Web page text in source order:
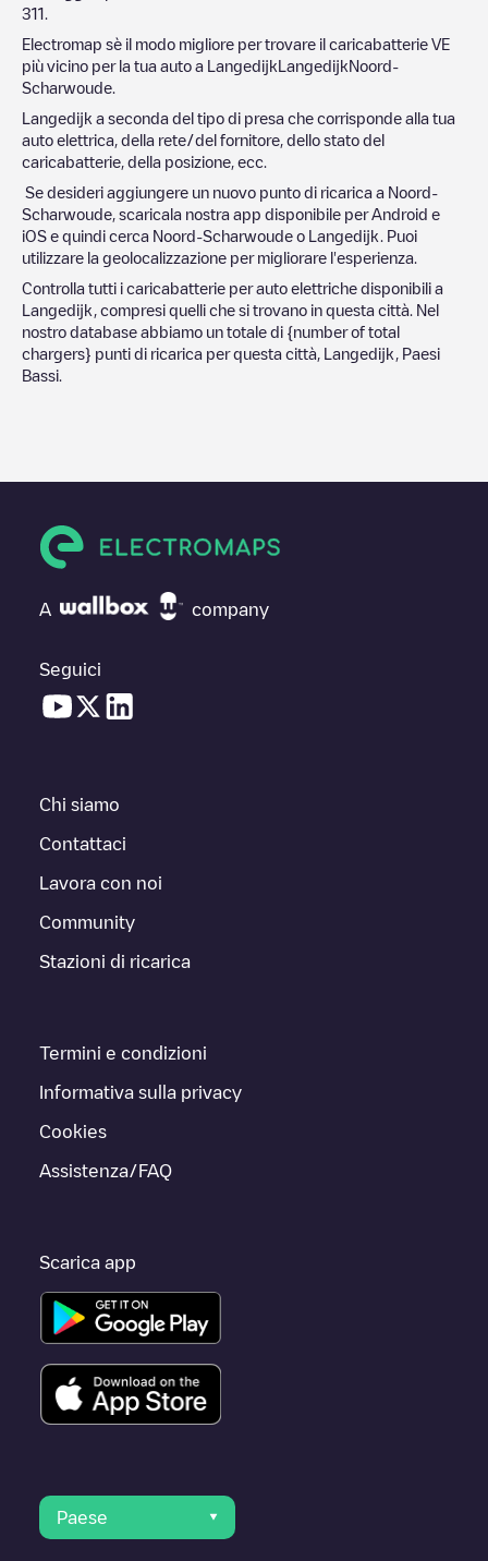
311
Electromap sè il modo migliore per trovare il caricabatterie VE
più vicino per la tua auto a LangedijkLangedijkNoord-
Scharwoude
Langedijk a seconda del tipo di presa che corrisponde alla tua
auto elettrica, della rete/del fornitore, dello stato del
caricabatterie, della posizione, ecc.
Se desideri aggiungere un nuovo punto di ricarica a Noord-
Scharwoude , scaricala nostra app disponibile per Android e
iOS e quindi cerca Noord-Scharwoude o Langedijk
. Puoi
utilizzare la geolocalizzazione per migliorare l'esperienza.
Controlla tutti i caricabatterie per auto elettriche disponibili a
Langedijk , compresi quelli che si trovano in questa città. Nel
nostro database abbiamo un totale di {number of total
chargers} punti di ricarica per questa città, Langedijk
Paesi
Bassi
A company
Seguici
Chi siamo
Contattaci
Lavora con noi
Community
Stazioni di ricarica
Termini e condizioni
Informativa sulla privacy
Cookies
Assistenza/FAQ
Scarica app
Paese